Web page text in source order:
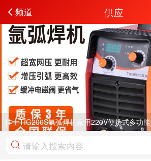
频道 供应
佳士TIG200S氩弧焊机家用220V便携式多功能